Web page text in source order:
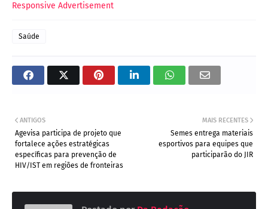
Responsive Advertisement
Saúde
MAIS RECENTES
Semes entrega materiais
esportivos para equipes que
participarão do JIR
ANTIGOS
Agevisa participa de projeto que
fortalece ações estratégicas
específicas para prevenção de
HIV/IST em regiões de fronteiras